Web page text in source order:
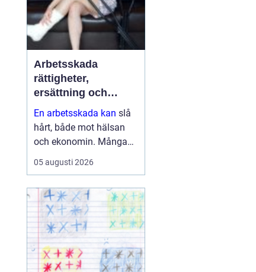
Arbetsskada
rättigheter,
ersättning och
vägen vidare
En arbetsskada kan slå
hårt, både mot hälsan
och ekonomin. Många
vet att arbetsgivaren ska
informeras och att
en roll, men färre har f...
05 augusti 2026